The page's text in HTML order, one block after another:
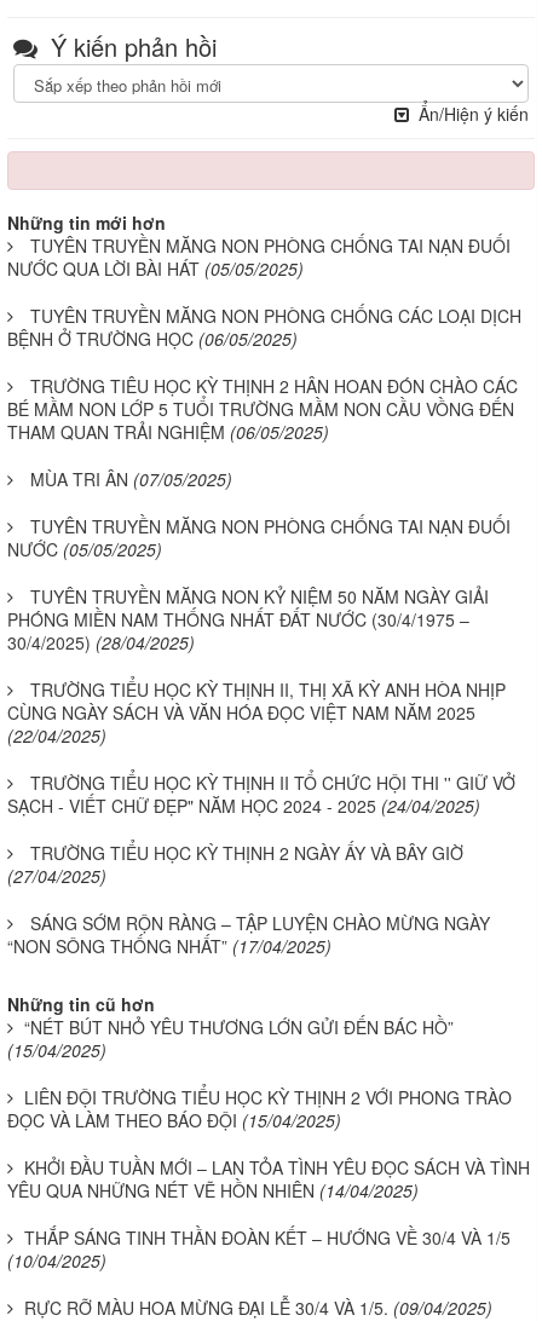
Ý kiến phản hồi
Ẩn/Hiện ý kiến
Những tin mới hơn
TUYÊN TRUYỀN MĂNG NON PHÒNG CHỐNG TAI NẠN ĐUỐI
NƯỚC QUA LỜI BÀI HÁT (05/05/2025)
TUYÊN TRUYỀN MĂNG NON PHÒNG CHỐNG CÁC LOẠI DỊCH
BỆNH Ở TRƯỜNG HỌC (06/05/2025)
TRƯỜNG TIÊU HỌC KỲ THỊNH 2 HÂN HOAN ĐÓN CHÀO CÁC
BÉ MẦM NON LỚP 5 TUỔI TRƯỜNG MẦM NON CẦU VỒNG ĐẾN
THAM QUAN TRẢI NGHIỆM (06/05/2025)
MÙA TRI ÂN (07/05/2025)
TUYÊN TRUYỀN MĂNG NON PHÒNG CHỐNG TAI NẠN ĐUỐI
NƯỚC (05/05/2025)
TUYÊN TRUYỀN MĂNG NON KỶ NIỆM 50 NĂM NGÀY GIẢI
PHÓNG MIỀN NAM THỐNG NHẤT ĐẤT NƯỚC (30/4/1975 –
30/4/2025) (28/04/2025)
TRƯỜNG TIỂU HỌC KỲ THỊNH II, THỊ XÃ KỲ ANH HÒA NHỊP
CÙNG NGÀY SÁCH VÀ VĂN HÓA ĐỌC VIỆT NAM NĂM 2025
(22/04/2025)
TRƯỜNG TIỂU HỌC KỲ THỊNH II TỔ CHỨC HỘI THI '' GIỮ VỞ
SẠCH - VIẾT CHỮ ĐẸP" NĂM HỌC 2024 - 2025 (24/04/2025)
TRƯỜNG TIỂU HỌC KỲ THỊNH 2 NGÀY ẤY VÀ BÂY GIỜ
(27/04/2025)
SÁNG SỚM RỘN RÀNG – TẬP LUYỆN CHÀO MỪNG NGÀY
“NON SÔNG THỐNG NHẤT” (17/04/2025)
Những tin cũ hơn
“NÉT BÚT NHỎ YÊU THƯƠNG LỚN GỬI ĐẾN BÁC HỒ”
(15/04/2025)
LIÊN ĐỘI TRƯỜNG TIỂU HỌC KỲ THỊNH 2 VỚI PHONG TRÀO
ĐỌC VÀ LÀM THEO BÁO ĐỘI (15/04/2025)
KHỞI ĐẦU TUẦN MỚI – LAN TỎA TÌNH YÊU ĐỌC SÁCH VÀ TÌNH
YÊU QUA NHỮNG NÉT VẼ HỒN NHIÊN (14/04/2025)
THẮP SÁNG TINH THẦN ĐOÀN KẾT – HƯỚNG VỀ 30/4 VÀ 1/5
(10/04/2025)
RỰC RỠ MÀU HOA MỪNG ĐẠI LỄ 30/4 VÀ 1/5. (09/04/2025)